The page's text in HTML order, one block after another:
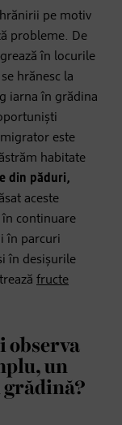
pe motiv
probleme. De
în locurile
hrănesc la
iarna în grădina
este
habitate
din păduri,
aceste
în continuare
în parcuri
în desișurile
fructe
observa
un
grădină?